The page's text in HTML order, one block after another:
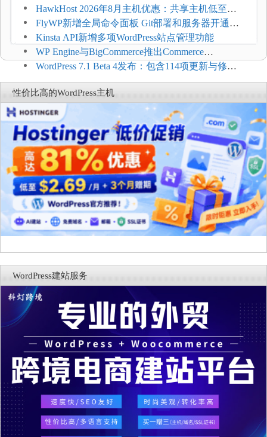
持REST API、MCP与AI代理
HawkHost 2026年8月主机优惠：共享主机低至
$2.61/月，高性能主机同步折扣
FlyWP新增全局命令面板 Git部署和服务器开通更
方便
Kinsta API新增多项WordPress站点管理功能
WP Engine与BigCommerce推出Commerce
Connect：WordPress商店可保留前台体验并扩展电
商能力
WordPress 7.1 Beta 4发布：包含114项更新与修
复，仅建议在测试环境体验
性价比高的WordPress主机
WordPress建站服务